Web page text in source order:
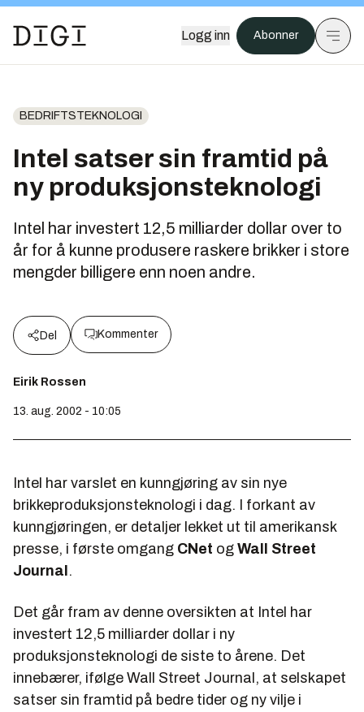
Logg inn Abonner
BEDRIFTSTEKNOLOGI
Intel satser sin framtid på
ny produksjonsteknologi
Intel har investert 12,5 milliarder dollar over to
år for å kunne produsere raskere brikker i store
mengder billigere enn noen andre.
Del Kommenter
Eirik Rossen
13. aug. 2002 - 10:05
Intel har varslet en kunngjøring av sin nye
brikkeproduksjonsteknologi i dag. I forkant av
kunngjøringen, er detaljer lekket ut til amerikansk
presse, i første omgang CNet og Wall Street
Journal .
Det går fram av denne oversikten at Intel har
investert 12,5 milliarder dollar i ny
produksjonsteknologi de siste to årene. Det
innebærer, ifølge Wall Street Journal, at selskapet
satser sin framtid på bedre tider og ny vilje i